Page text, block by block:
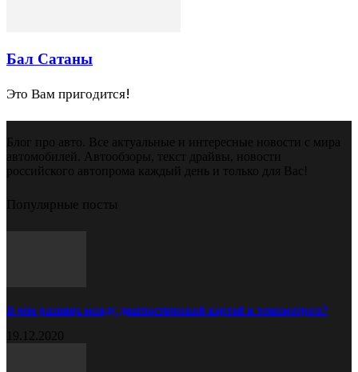
Бал Сатаны
Это Вам пригодится!
Блог про авто. Все актуальные и интересные новости с мира
автомобилей. Автообзоры, текст драйвы, новости
российского автопрома каждый день и только для Вас!
Популярные посты
В чём разница между диагностической картой и техосмотром?
19.12.2020